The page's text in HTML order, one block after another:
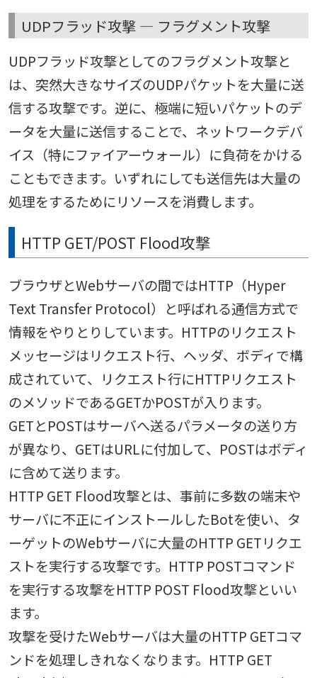
UDPフラッド攻撃 — フラグメント攻撃
UDPフラッド攻撃としてのフラグメント攻撃と
は、突然大きなサイズのUDPパケットを大量に送
信する攻撃です。逆に、極端に短いパケットのデ
ータを大量に送信することで、ネットワークデバ
イス（特にファイアーウォール）に負荷をかける
こともできます。いずれにしても送信先は大量の
処理をするためにリソースを消費します。
HTTP GET/POST Flood攻撃
ブラウザとWebサーバの間ではHTTP（Hyper
Text Transfer Protocol）と呼ばれる通信方式で
情報をやりとりしています。HTTPのリクエスト
メッセージはリクエスト行、ヘッダ、ボディで構
成されていて、リクエスト行にHTTPリクエスト
のメソッドであるGETかPOSTが入ります。
GETとPOSTはサーバへ送るパラメータの送り方
が異なり、GETはURLに付加して、POSTはボディ
に含めて送ります。
HTTP GET Flood攻撃とは、事前に多数の端末や
サーバに不正にインストールしたBotを使い、タ
ーゲットのWebサーバに大量のHTTP GETリクエ
ストを実行する攻撃です。HTTP POSTコマンド
を実行する攻撃をHTTP POST Flood攻撃といい
ます。
攻撃を受けたWebサーバは大量のHTTP GETコマ
ンドを処理しきれなくなります。HTTP GET